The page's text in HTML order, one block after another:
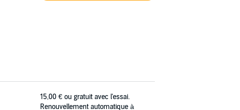
15,00 € ou gratuit avec l'essai.
Renouvellement automatique à